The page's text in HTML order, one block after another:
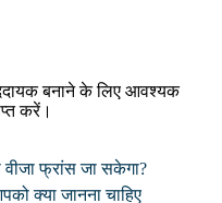
बनाने के लिए आवश्यक
करें।
वीजा फ्रांस जा सकेगा?
क्या जानना चाहिए